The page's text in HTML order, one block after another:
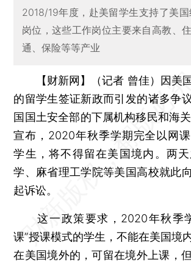
2018/19年度，赴美留学生支持了美
岗位，这些工作岗位主要来自高教、
通、保险等等产业
【财新网】（记者 曾佳）
因美
的留学生签证新政而引发的诸多争
国国土安全部的下属机构移民和海
宣布，2020年秋季学期完全以网
学生，将不得留在美国境内。两
学、麻省理工学院等美国高校就此向
起诉讼。
这一政策要求，2020年秋季
课”授课模式的学生，不能在美国境
在美国境外的，可留在境外上课，